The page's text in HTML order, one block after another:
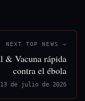
NEXT TOP NEWS →
& Vacuna rápida
contra el ébola
13 de julio de 2026